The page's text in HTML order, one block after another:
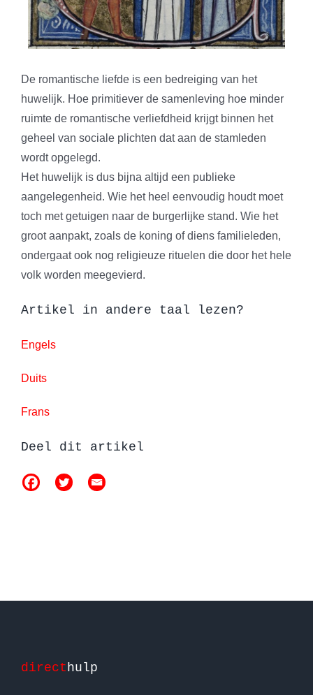
De romantische liefde is een bedreiging van het
huwelijk. Hoe primitiever de samenleving hoe minder
ruimte de romantische verliefdheid krijgt binnen het
geheel van sociale plichten dat aan de stamleden
wordt opgelegd.
Het huwelijk is dus bijna altijd een publieke
aangelegenheid. Wie het heel eenvoudig houdt moet
toch met getuigen naar de burgerlijke stand. Wie het
groot aanpakt, zoals de koning of diens familieleden,
ondergaat ook nog religieuze rituelen die door het hele
volk worden meegevierd.
Artikel in andere taal lezen?
Engels
Duits
Frans
Deel dit artikel
direct hulp